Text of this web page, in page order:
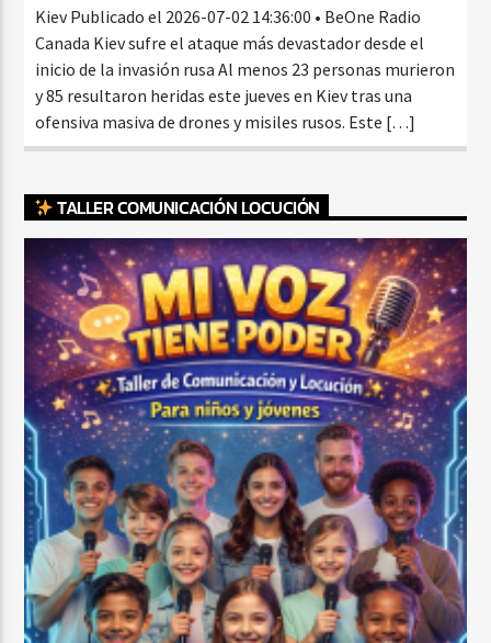
Kiev Publicado el 2026-07-02 14:36:00 • BeOne Radio
Canada Kiev sufre el ataque más devastador desde el
inicio de la invasión rusa Al menos 23 personas murieron
y 85 resultaron heridas este jueves en Kiev tras una
ofensiva masiva de drones y misiles rusos. Este […]
TALLER COMUNICACIÓN LOCUCIÓN